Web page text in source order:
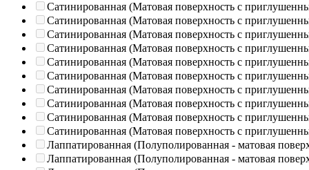
Сатинированная (Матовая поверхность с
Сатинированная (Матовая поверхность с
Сатинированная (Матовая поверхность с
Сатинированная (Матовая поверхность с
Сатинированная (Матовая поверхность с
Сатинированная (Матовая поверхность с
Сатинированная (Матовая поверхность с
Сатинированная (Матовая поверхность с
Сатинированная (Матовая поверхность с
Сатинированная (Матовая поверхность с
Лаппатированная (Полуполированная - матовая
Лаппатированная (Полуполированная - матовая